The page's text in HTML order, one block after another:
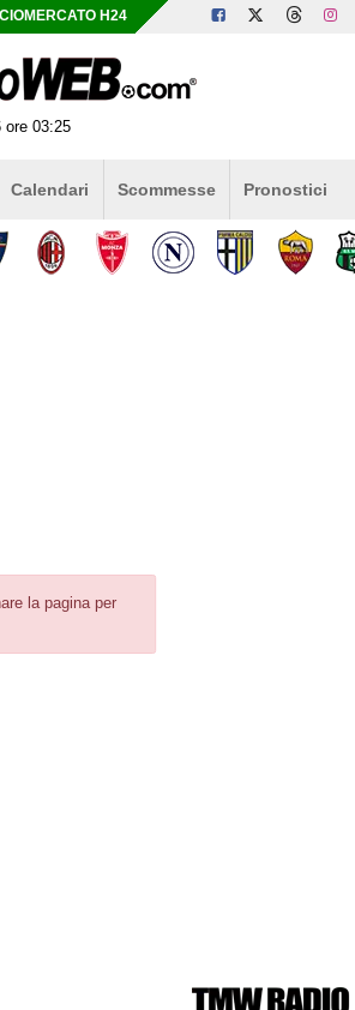
la pagina per
H24
ore 03:25
Calendari Scommesse Pronostici